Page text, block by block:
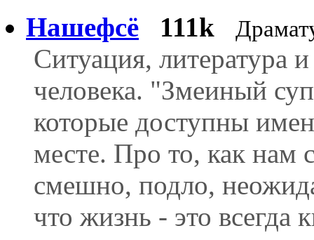
Нашефсё
111k
Cитуация, литература
человека. "Змеиный
которые доступны
месте. Про то, как нам
смешно, подло,
что жизнь - это всегда